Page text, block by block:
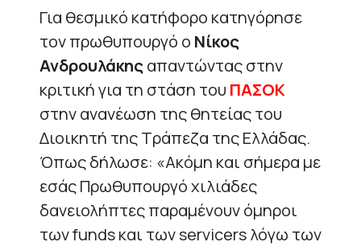
Για θεσμικό κατήφορο κατηγόρησε
τον πρωθυπουργό ο Νίκος
Ανδρουλάκηςαπαντώντας στην
κριτική για τη στάση του ΠΑΣΟΚ
στην ανανέωση της θητείας του
Διοικητή της Τράπεζα της Ελλάδας.
Όπως δήλωσε: «Ακόμη και σήμερα με
εσάς Πρωθυπουργό χιλιάδες
δανειολήπτες παραμένουν όμηροι
των funds και των servicers λόγω των